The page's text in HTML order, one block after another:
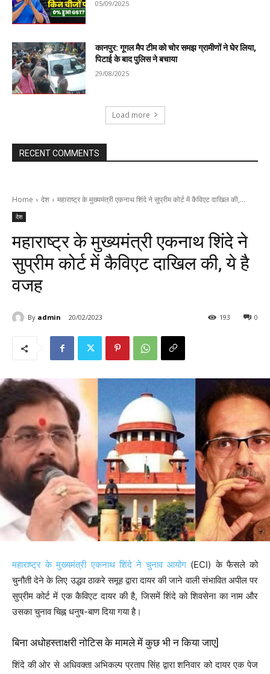
05/09/2025
कानपुर: गूगल मैप टीम को चोर समझ ग्रामीणों ने घेर लिया,
पिटाई के बाद पुलिस ने बचाया
29/08/2025
Load more
RECENT COMMENTS